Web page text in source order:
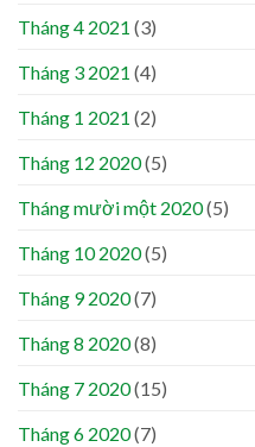
Tháng 4 2021 (3)
Tháng 3 2021 (4)
Tháng 1 2021 (2)
Tháng 12 2020(5)
Tháng mười một 2020(5)
Tháng 10 2020(5)
Tháng 9 2020(7)
Tháng 8 2020(8)
Tháng 7 2020(15)
Tháng 6 2020(7)